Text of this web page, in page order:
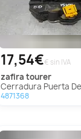
17,54€€ sin IVA
zafira tourer
Cerradura Puerta Delantera Derecha Para Opel
4871368